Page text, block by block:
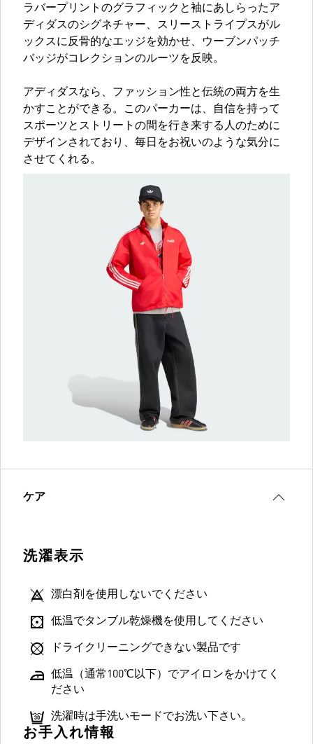
ラバープリントのグラフィックと袖にあしらったア
ディダスのシグネチャー、スリーストライプスがル
ックスに反骨的なエッジを効かせ、ウーブンパッチ
バッジがコレクションのルーツを反映。
アディダスなら、ファッション性と伝統の両方を生
かすことができる。このパーカーは、自信を持って
スポーツとストリートの間を行き来する人のために
デザインされており、毎日をお祝いのような気分に
させてくれる。
ケア
洗濯表示
漂白剤を使用しないでください
低温でタンブル乾燥機を使用してください
ドライクリーニングできない製品です
低温（通常100℃以下）でアイロンをかけてく
ださい
洗濯時は手洗いモードでお洗い下さい。
お手入れ情報